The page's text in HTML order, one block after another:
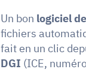
Un bon logiciel
fichiers
fait en un clic
DGI (ICE,